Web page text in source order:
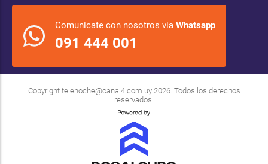
Comunicate con nosotros via Whatsapp
091 444 001
Copyright telenoche@canal4.com.uy2026. Todos los derechos
reservados.